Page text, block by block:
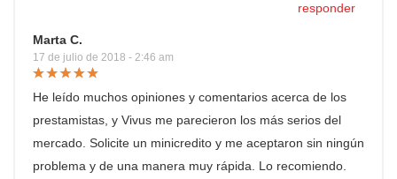
responder
Marta C.
17 de julio de 2018 - 2:46 am
He leído muchos opiniones y comentarios acerca de los
prestamistas, y Vivus me parecieron los más serios del
mercado. Solicite un minicredito y me aceptaron sin ningún
problema y de una manera muy rápida. Lo recomiendo.